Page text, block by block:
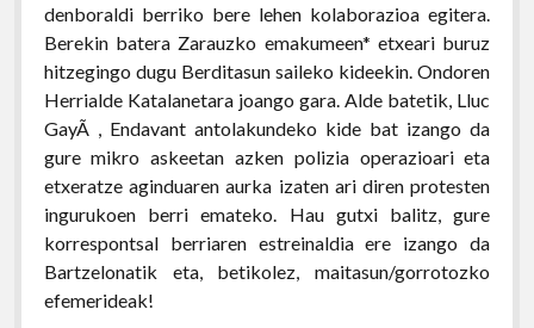
denboraldi berriko bere lehen kolaborazioa egitera.
Berekin batera Zarauzko emakumeen* etxeari buruz
hitzegingo dugu Berditasun saileko kideekin. Ondoren
Herrialde Katalanetara joango gara. Alde batetik, Lluc
GayÃ , Endavant antolakundeko kide bat izango da
gure mikro askeetan azken polizia operazioari eta
etxeratze aginduaren aurka izaten ari diren protesten
ingurukoen berri emateko. Hau gutxi balitz, gure
korrespontsal berriaren estreinaldia ere izango da
Bartzelonatik eta, betikolez, maitasun/gorrotozko
efemerideak!